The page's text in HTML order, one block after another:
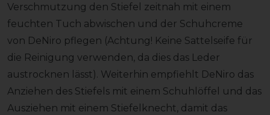
Verschmutzung den Stiefel zeitnah mit einem
feuchten Tuch abwischen und der Schuhcreme
von DeNiro pflegen (Achtung! Keine Sattelseife für
die Reinigung verwenden, da dies das Leder
austrocknen lässt). Weiterhin empfiehlt DeNiro das
Anziehen des Stiefels mit einem Schuhlöffel und das
Ausziehen mit einem Stiefelknecht, damit das